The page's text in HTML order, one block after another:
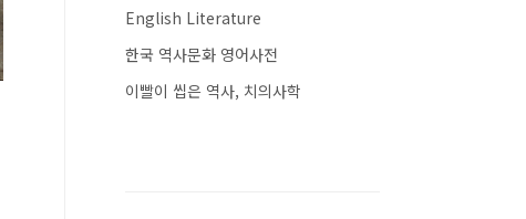
English Literature
한국 역사문화 영어사전
이빨이 씹은 역사, 치의사학